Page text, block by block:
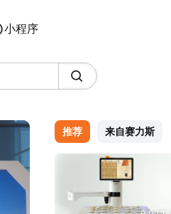
小程序
推荐 来自赛力斯